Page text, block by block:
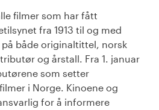
filmer som har fått
fra 1913 til og med
både originaltittel, norsk
og årstall. Fra 1. januar
som setter
i Norge. Kinoene og
for å informere